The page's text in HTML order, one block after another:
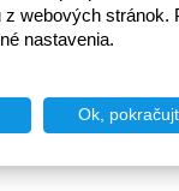
webových stránok.
nastavenia.
Ok,